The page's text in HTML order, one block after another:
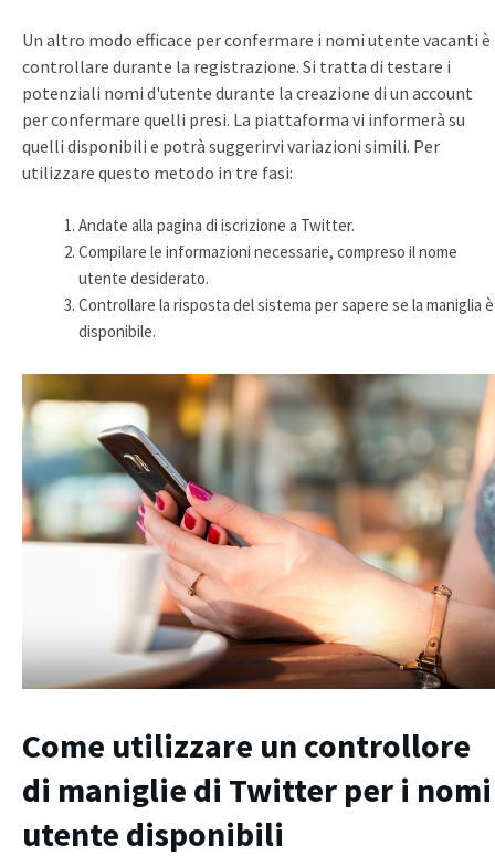
Un altro modo efficace per confermare i nomi utente vacanti è
controllare durante la registrazione. Si tratta di testare i
potenziali nomi d'utente durante la creazione di un account
per confermare quelli presi. La piattaforma vi informerà su
quelli disponibili e potrà suggerirvi variazioni simili. Per
utilizzare questo metodo in tre fasi:
Andate alla pagina di iscrizione a Twitter.
Compilare le informazioni necessarie, compreso il nome
utente desiderato.
Controllare la risposta del sistema per sapere se la maniglia è
disponibile.
Come utilizzare un controllore
di maniglie di Twitter per i nomi
utente disponibili